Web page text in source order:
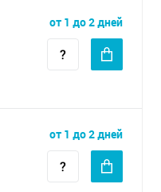
от 1 до 2 дней
от 1 до 2 дней